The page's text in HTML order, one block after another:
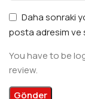
Daha sonraki
posta adresim ve
You have to be
review.